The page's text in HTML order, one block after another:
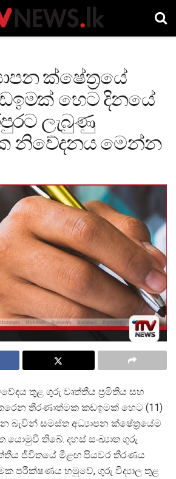
ක්ෂේත්‍රයේ
හෙට දිනයේ
ලැබුණු
නිවේදනය මෙන්න
තුළ ගුරු වෘත්තීය ප්රමිතිය සහ
තීරණාත්මක කඩඉමක් හෙට (11)
බැවින් සමස්ත අධ්යාපන ක්ෂේත්රයේම
යොමුවී තිබේ. දහස් සංඛ්යාත ගුරු
ජීවිතයේ මීළඟ පියවර තීරණය
පරීක්ෂණය හමුවේ, ගුරු විද්යාල තුළ